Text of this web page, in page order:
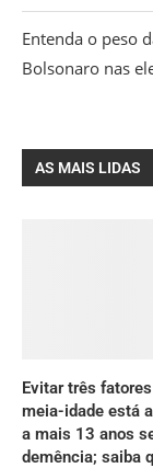
Entenda o peso
Bolsonaro nas
AS MAIS LIDAS
Evitar três
meia-idade está
a mais 13 anos
demência; saiba